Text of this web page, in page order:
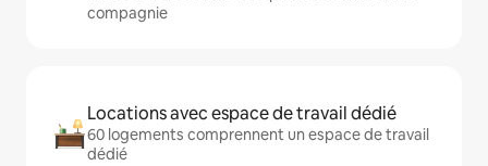
compagnie
Locations avec espace de travail dédié
60 logements comprennent un espace de travail
dédié